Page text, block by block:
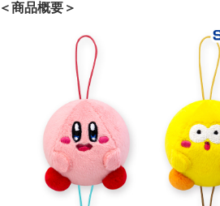
＜商品概要＞